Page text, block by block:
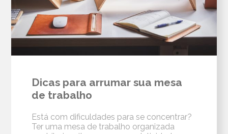
Dicas para arrumar sua mesa
de trabalho
Está com dificuldades para se concentrar?
Ter uma mesa de trabalho organizada